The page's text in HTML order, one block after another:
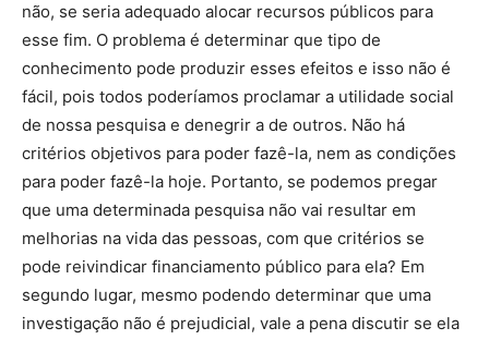
não, se seria adequado alocar recursos públicos para
esse fim. O problema é determinar que tipo de
conhecimento pode produzir esses efeitos e isso não é
fácil, pois todos poderíamos proclamar a utilidade social
de nossa pesquisa e denegrir a de outros. Não há
critérios objetivos para poder fazê-la, nem as condições
para poder fazê-la hoje. Portanto, se podemos pregar
que uma determinada pesquisa não vai resultar em
melhorias na vida das pessoas, com que critérios se
pode reivindicar financiamento público para ela? Em
segundo lugar, mesmo podendo determinar que uma
investigação não é prejudicial, vale a pena discutir se ela